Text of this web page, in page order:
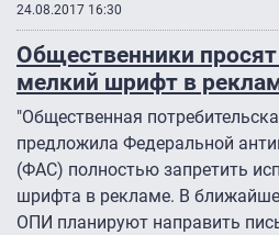
24.08.2017 16:30
Общественники просят
мелкий шрифт в
"Общественная
предложила Федеральной
(ФАС) полностью запретить
шрифта в рекламе. В
ОПИ планируют направить